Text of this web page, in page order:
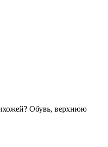
Обувь, верхнюю